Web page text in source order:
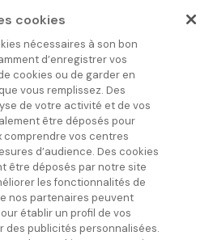
Politique de données
cookies
nécessaires à son bon
d’enregistrer vos
cookies ou de garder en
vous remplissez. Des
de votre activité et de vos
être déposés pour
comprendre vos centres
d’audience. Des cookies
être déposés par notre site
les fonctionnalités de
nos partenaires peuvent
établir un profil de vos
des publicités personnalisées.